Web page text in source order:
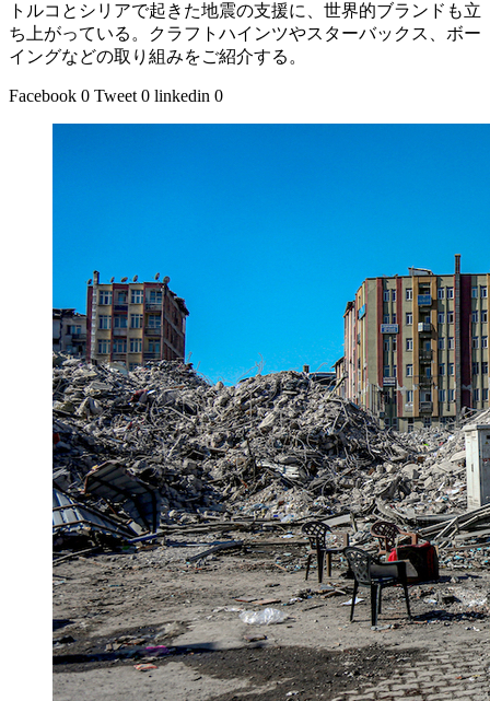
トルコとシリアで起きた地震の支援に、世界的ブランドも立
ち上がっている。クラフトハインツやスターバックス、ボー
イングなどの取り組みをご紹介する。
Facebook 0 Tweet 0 linkedin 0